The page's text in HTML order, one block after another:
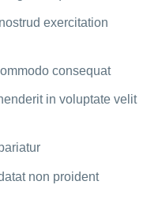
exercitation
consequat
in voluptate velit
non proident